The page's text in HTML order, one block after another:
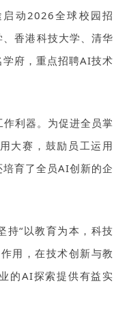
动2026全球校园招
香港科技大学、清华
府，重点招聘AI技术
利器。为促进全员掌
大赛，鼓励员工运用
育了全员AI创新的企
持“以教育为本，科技
用，在技术创新与教
的AI探索提供有益实